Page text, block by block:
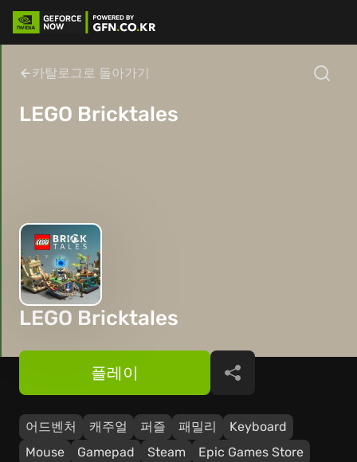
카탈로그로 돌아가기
LEGO Bricktales
LEGO Bricktales
어드벤처 캐주얼 퍼즐 패밀리
Keyboard
Mouse
Gamepad Steam
Epic Games Store
플레이 공유